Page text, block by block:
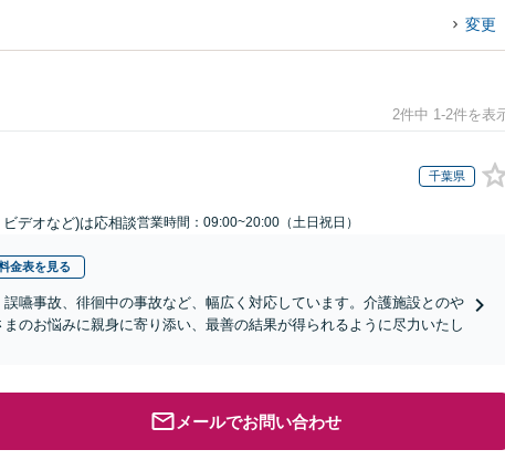
変更
2件中 1-2件を表
千葉県
デオなど)は応相談営業時間：09:00~20:00（土日祝日）
金表を見る
嚥事故、徘徊中の事故など、幅広く対応しています。介護施設とのや
のお悩みに親身に寄り添い、最善の結果が得られるように尽力いたし
メールでお問い合わせ